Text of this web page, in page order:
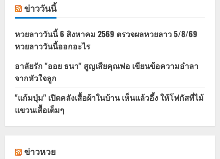
ข่าววันนี้
หวยลาววันนี้ 6 สิงหาคม 2569 ตรวจผลหวยลาว 5/8/69
หวยลาววันนี้ออกอะไร
อาลัยรัก "ออย ธนา" สูญเสียคุณพ่อ เขียนข้อความอำลา
จากหัวใจลูก
"แก้มบุ๋ม" เปิดคลังเสื้อผ้าในบ้าน เห็นแล้วอึ้ง ให้โฟกัสที่ไม้
แขวนเสื้อเต็มๆ
ข่าวหวย